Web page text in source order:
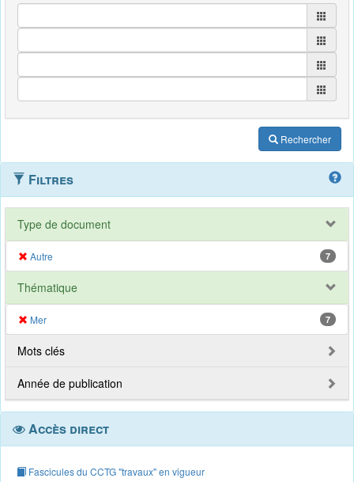
Rechercher
Filtres
Type de document
Autre 7
Thématique
Mer 7
Mots clés
Année de publication
Accès direct
Fascicules du CCTG "travaux" en vigueur